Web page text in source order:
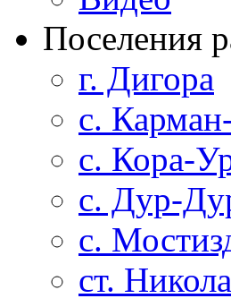
Поселения
г. Дигора
с.
с. Кора-
с. Дур-
с.
ст.